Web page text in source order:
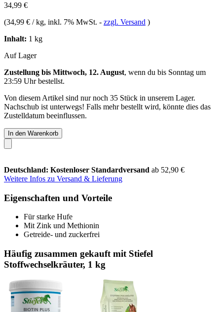
34,99 €
(34,99 € / kg, inkl. 7% MwSt. - zzgl. Versand )
Inhalt: 1 kg
Auf Lager
Zustellung bis Mittwoch, 12. August, wenn du bis Sonntag um
23:59 Uhrbestellst.
Von diesem Artikel sind nur noch 35 Stück in unserem Lager.
Nachschub ist unterwegs! Falls mehr bestellt wird, könnte dies das
Zustelldatum beeinflussen.
In den Warenkorb
Deutschland: Kostenloser Standardversand ab 52,90 €
Weitere Infos zu Versand & Lieferung
Eigenschaften und Vorteile
Für starke Hufe
Mit Zink und Methionin
Getreide- und zuckerfrei
Häufig zusammen gekauft mit Stiefel
Stoffwechselkräuter, 1 kg